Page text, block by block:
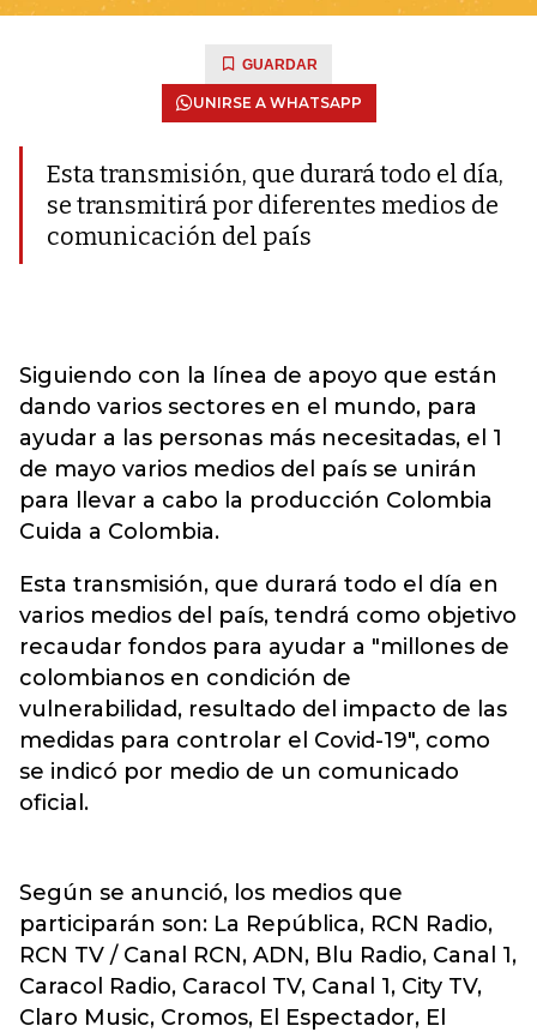
GUARDAR
UNIRSE A WHATSAPP
Esta transmisión, que durará todo el día,
se transmitirá por diferentes medios de
comunicación del país
Siguiendo con la línea de apoyo que están
dando varios sectores en el mundo, para
ayudar a las personas más necesitadas, el 1
de mayo varios medios del país se unirán
para llevar a cabo la producción Colombia
Cuida a Colombia.
Esta transmisión, que durará todo el día en
varios medios del país, tendrá como objetivo
recaudar fondos para ayudar a "millones de
colombianos en condición de
vulnerabilidad, resultado del impacto de las
medidas para controlar el Covid-19", como
se indicó por medio de un comunicado
oficial.
Según se anunció, los medios que
participarán son: La República, RCN Radio,
RCN TV / Canal RCN, ADN, Blu Radio, Canal 1,
Caracol Radio, Caracol TV, Canal 1, City TV,
Claro Music, Cromos, El Espectador, El